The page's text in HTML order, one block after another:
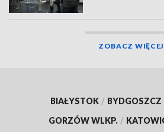
ZOBACZ WIĘCEJ
BIAŁYSTOK / BYDGOSZCZ
GORZÓW WLKP. /